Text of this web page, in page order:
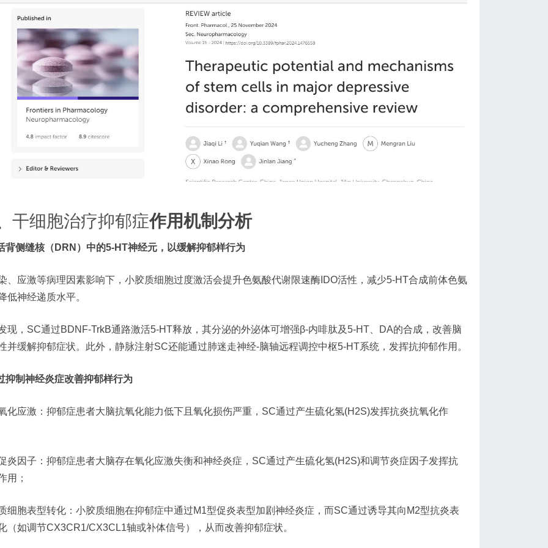
干细胞治疗抑郁症作用机制分析
背侧缝核（DRN）中的5-HT神经元，以缓解抑郁样行为
、应激等病理因素影响下，小胶质细胞过度激活会提升色氨酸代谢限速酶IDO活性，减少5-HT合成前体色氨
低神经递质水平。
现，SC通过BDNF-TrkB通路激活5-HT释放，其分泌的外泌体可增强β-内啡肽及5-HT、DA的合成，改善脑
并缓解抑郁症状。此外，静脉注射SC还能通过肺迷走神经-脑轴远程调控中枢5-HT系统，发挥抗抑郁作用。
抑制神经炎症改善抑郁样行为
化应激：抑郁症患者大脑抗氧化能力低下且氧化损伤严重，SC通过产生硫化氢(H2S)发挥抗炎抗氧化作
炎因子：抑郁症患者大脑存在氧化应激失衡和神经炎症，SC通过产生硫化氢(H2S)和调节炎症因子发挥抗
用；
细胞表型转化：小胶质细胞在抑郁症中通过M1型促炎表型加剧神经炎症，而SC通过诱导其向M2型抗炎表
（如调节CX3CR1/CX3CL1轴或补体信号），从而改善抑郁症状。